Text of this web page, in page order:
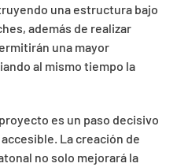
una estructura bajo
además de realizar
una mayor
al mismo tiempo la
es un paso decisivo
La creación de
no solo mejorará la